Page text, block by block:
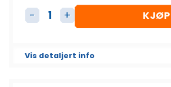
Beltestrammer (komplettKJØP
Vis detaljert info